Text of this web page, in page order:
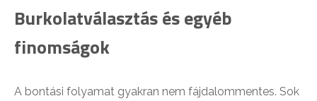
Burkolatválasztás és egyéb
finomságok
A bontási folyamat gyakran nem fájdalommentes. Sok